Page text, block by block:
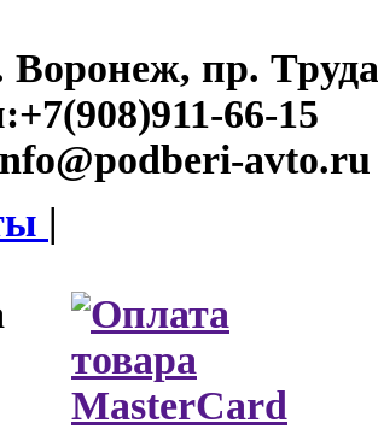
Воронеж, пр.
+7(908)911-66-15
avto.ru
|